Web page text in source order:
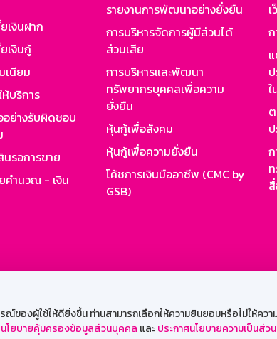
ของผู้ใช้ให้ดียิ่งขึ้น ท่านสามารถเลือกให้ความยินยอมหรือไม่ให้คว
นโยบายคุ้มครองข้อมูลส่วนบุคคล และประกาศนโยบายความเป็นส่
เงินฝาก
เงินกู้
เนียม
ห้บริการ
อย่างรับผิดชอบ
รอการขาย
คำนวณ - เงิน
รายงานการพัฒนาอย่างยั่งยืน
การบริหารจัดการผู้มีส่วนได้
ส่วนเสีย
การบริหารและพัฒนา
ทรัพยากรบุคคลเพื่อความ
ยั่งยืน
หุ้นกู้เพื่อสังคม
หุ้นกู้เพื่อความยั่งยืน
โค้ชการเงินมืออาชีพ (CMC by
GSB)